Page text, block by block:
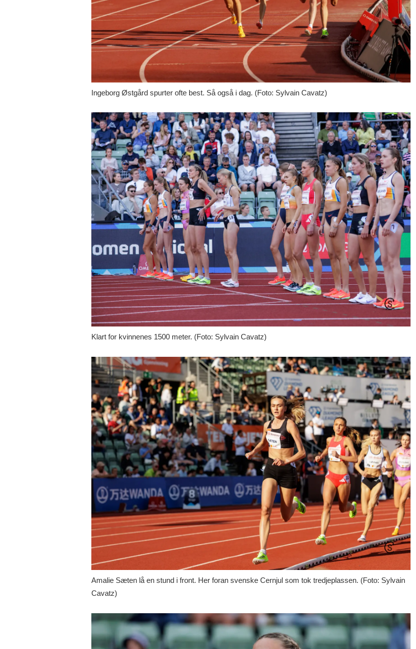
Ingeborg Østgård spurter ofte best. Så også i dag. (Foto: Sylvain Cavatz)
Klart for kvinnenes 1500 meter. (Foto: Sylvain Cavatz)
Amalie Sæten lå en stund i front. Her foran svenske Cernjul som tok tredjeplassen. (Foto: Sylvain
Cavatz)